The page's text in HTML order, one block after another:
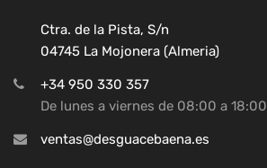
Ctra. de la Pista, S/n
04745 La Mojonera (Almeria)
+34 950 330 357
De lunes a viernes de 08:00 a 18:00
ventas@desguacebaena.es